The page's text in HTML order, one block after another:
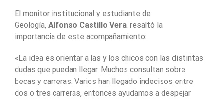
El monitor institucional y estudiante de
Geología, Alfonso Castillo Vera, resaltó la
importancia de este acompañamiento:
«La idea es orientar a las y los chicos con las distintas
dudas que puedan llegar. Muchos consultan sobre
becas y carreras. Varios han llegado indecisos entre
dos o tres carreras, entonces ayudamos a despejar